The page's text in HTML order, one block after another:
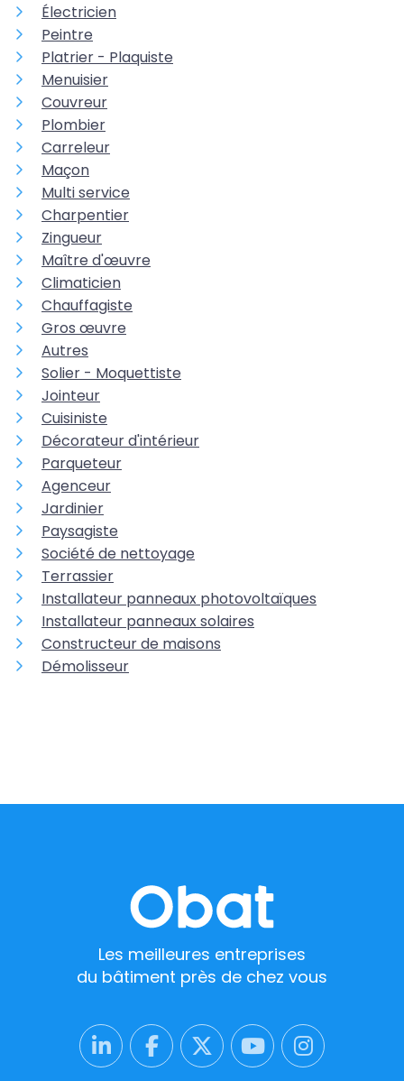
Électricien
Peintre
Platrier - Plaquiste
Menuisier
Couvreur
Plombier
Carreleur
Maçon
Multi service
Charpentier
Zingueur
Maître d'œuvre
Climaticien
Chauffagiste
Gros œuvre
Autres
Solier - Moquettiste
Jointeur
Cuisiniste
Décorateur d'intérieur
Parqueteur
Agenceur
Jardinier
Paysagiste
Société de nettoyage
Terrassier
Installateur panneaux photovoltaïques
Installateur panneaux solaires
Constructeur de maisons
Démolisseur
Les meilleures entreprises
du bâtiment près de chez vous